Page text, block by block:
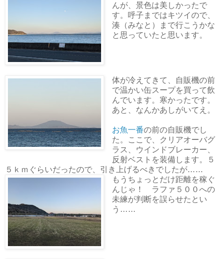
んが、景色は美しかったで
す。呼子まではキツイので、
湊（みなと）まで行こうかな
と思っていたと思います。
体が冷えてきて、自販機の前
で温かい缶スープを買って飲
んでいます。寒かったです。
あと、なんかあしがいてえ。
お魚一番の前の自販機でし
た。ここで、クリアオーバグ
ラス、ウインドブレーカー、
反射ベストを装備します。５
５ｋｍぐらいだったので、引き上げるべきでしたが……
もうちょっとだけ距離を稼ぐ
んじゃ！ ラファ５００への
未練が判断を誤らせたとい
う……